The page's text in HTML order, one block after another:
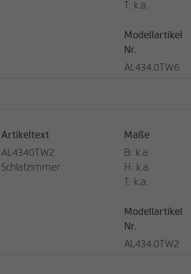
T: k.a.
Modellartikel
Nr.
AL434.0TW6
Artikeltext
AL4340TW2
Schlafzimmer
Maße
B: k.a.
H: k.a.
T: k.a.
Modellartikel
Nr.
AL434.0TW2